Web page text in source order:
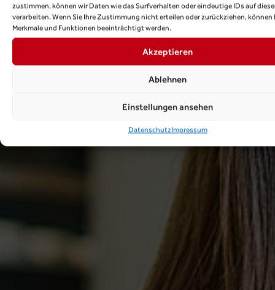
zustimmen, können wir Daten wie das Surfverhalten oder eindeutige IDs auf
verarbeiten. Wenn Sie Ihre Zustimmung nicht erteilen oder zurückziehen,
Merkmale und Funktionen beeinträchtigt werden.
Akzeptieren
Ablehnen
Einstellungen ansehen
DatenschutzImpressum